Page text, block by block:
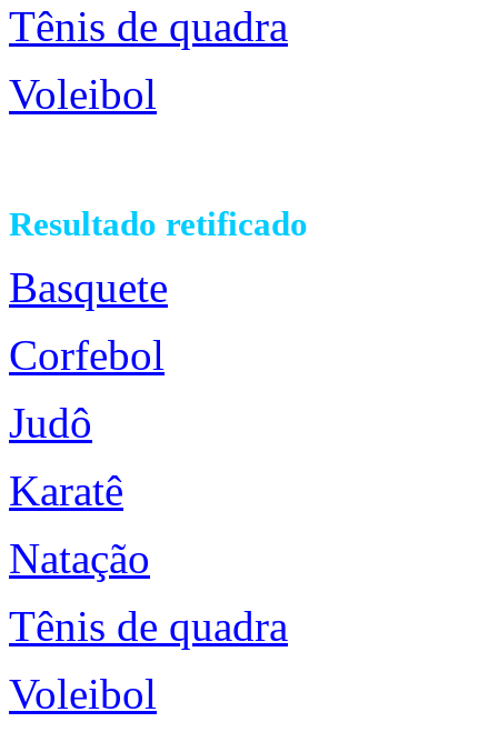
Tênis de quadra
Voleibol
Resultado retificado
Basquete
Corfebol
Judô
Karatê
Natação
Tênis de quadra
Voleibol